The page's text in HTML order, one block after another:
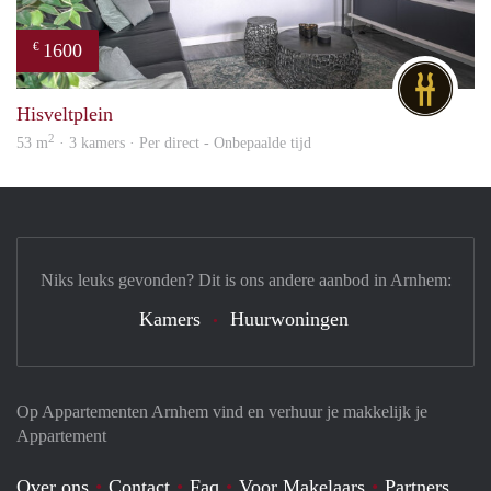
€ 1600
DG
Hisveltplein
53 m2 · 3 kamers · Per direct - Onbepaalde tijd
Op Appartementen Arnhem vind en verhuur je makkelijk je
Appartement
Over ons Contact Faq Voor Makelaars Partners
Niks leuks gevonden? Dit is ons andere aanbod in Arnhem:
Kamers Huurwoningen